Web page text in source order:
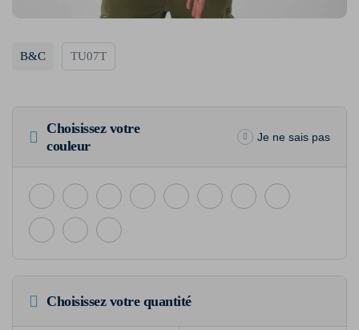
B&C TU07T
Choisissez votre
couleur
Je ne sais pas
Choisissez votre quantité